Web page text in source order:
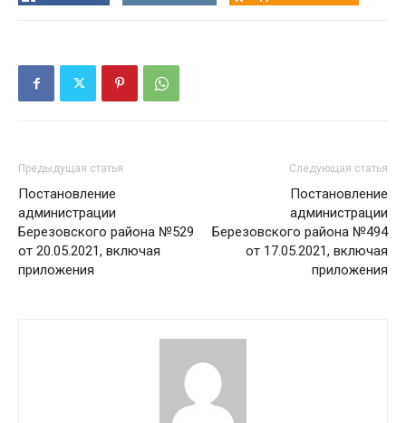
Предыдущая статья
Постановление
администрации
Березовского района №529
от 20.05.2021, включая
приложения
Следующая статья
Постановление
администрации
Березовского района №494
от 17.05.2021, включая
приложения